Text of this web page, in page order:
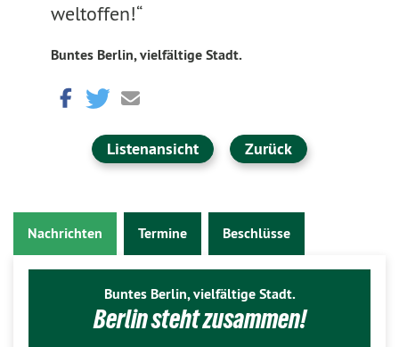
weltoffen!“
Buntes Berlin, vielfältige Stadt.
Listenansicht Zurück
Nachrichten Termine Beschlüsse
Buntes Berlin, vielfältige Stadt.
Berlin steht zusammen!